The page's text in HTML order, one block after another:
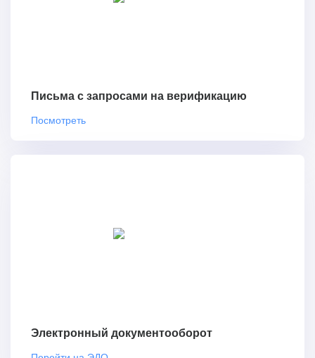
Письма с запросами на верификацию
Посмотреть
Электронный документооборот